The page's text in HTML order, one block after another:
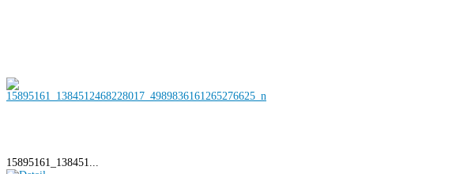
15895161_138451...